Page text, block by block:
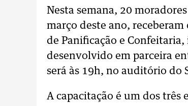
Nesta semana, 20
março deste ano,
de Panificação e
desenvolvido em parceira
será às 19h, no auditório do
A capacitação é um dos três